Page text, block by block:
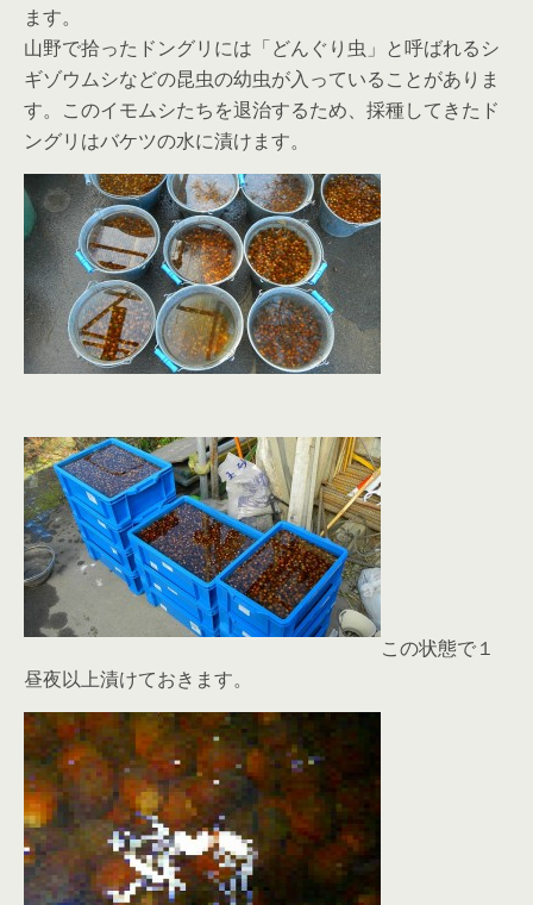
ます。
山野で拾ったドングリには「どんぐり虫」と呼ばれるシ
ギゾウムシなどの昆虫の幼虫が入っていることがありま
す。このイモムシたちを退治するため、採種してきたド
ングリはバケツの水に漬けます。
この状態で１
昼夜以上漬けておきます。